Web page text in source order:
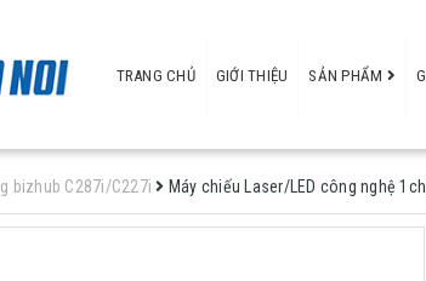
TRANG CHỦ GIỚI THIỆU SẢN PHẨM
bizhub C287i/C227i Máy chiếu Laser/LED công nghệ